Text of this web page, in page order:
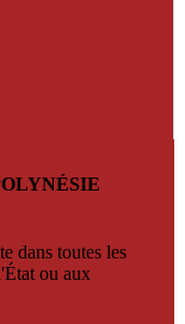
dans toutes les
ou aux